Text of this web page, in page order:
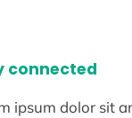
connected
ipsum dolor sit